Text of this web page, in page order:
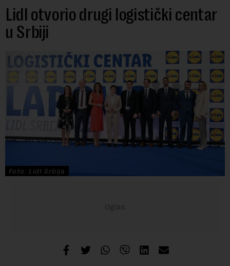
Lidl otvorio drugi logistički centar
u Srbiji
Foto: Lidl Srbija